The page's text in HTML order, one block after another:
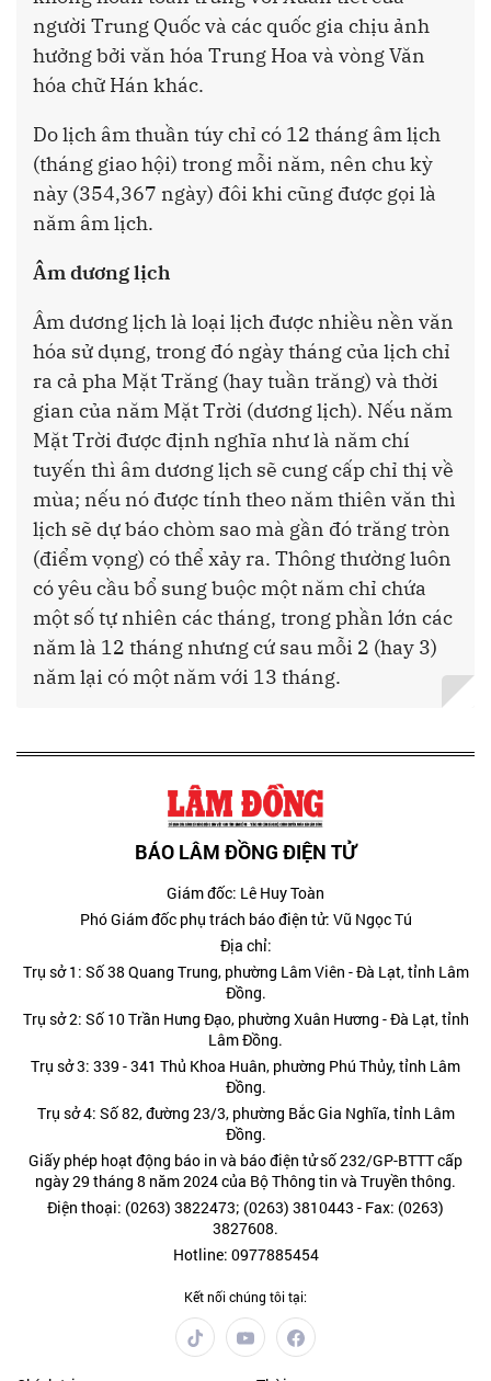
người Trung Quốc và các quốc gia chịu ảnh
hưởng bởi văn hóa Trung Hoa và vòng Văn
hóa chữ Hán khác.
Do lịch âm thuần túy chỉ có 12 tháng âm lịch
(tháng giao hội) trong mỗi năm, nên chu kỳ
này (354,367 ngày) đôi khi cũng được gọi là
năm âm lịch.
Âm dương lịch
Âm dương lịch là loại lịch được nhiều nền văn
hóa sử dụng, trong đó ngày tháng của lịch chỉ
ra cả pha Mặt Trăng (hay tuần trăng) và thời
gian của năm Mặt Trời (dương lịch). Nếu năm
Mặt Trời được định nghĩa như là năm chí
tuyến thì âm dương lịch sẽ cung cấp chỉ thị về
mùa; nếu nó được tính theo năm thiên văn thì
lịch sẽ dự báo chòm sao mà gần đó trăng tròn
(điểm vọng) có thể xảy ra. Thông thường luôn
có yêu cầu bổ sung buộc một năm chỉ chứa
một số tự nhiên các tháng, trong phần lớn các
năm là 12 tháng nhưng cứ sau mỗi 2 (hay 3)
năm lại có một năm với 13 tháng.
BÁO LÂM ĐỒNG ĐIỆN TỬ
Giám đốc: Lê Huy Toàn
Phó Giám đốc phụ trách báo điện tử: Vũ Ngọc Tú
Địa chỉ:
Trụ sở 1: Số 38 Quang Trung, phường Lâm Viên - Đà Lạt, tỉnh Lâm
Đồng.
Trụ sở 2: Số 10 Trần Hưng Đạo, phường Xuân Hương - Đà Lạt, tỉnh
Lâm Đồng.
Trụ sở 3: 339 - 341 Thủ Khoa Huân, phường Phú Thủy, tỉnh Lâm
Đồng.
Trụ sở 4: Số 82, đường 23/3, phường Bắc Gia Nghĩa, tỉnh Lâm
Đồng.
Giấy phép hoạt động báo in và báo điện tử số 232/GP-BTTT cấp
ngày 29 tháng 8 năm 2024 của Bộ Thông tin và Truyền thông.
Điện thoại: (0263) 3822473; (0263) 3810443 - Fax: (0263)
3827608.
Hotline: 0977885454
Kết nối chúng tôi tại: